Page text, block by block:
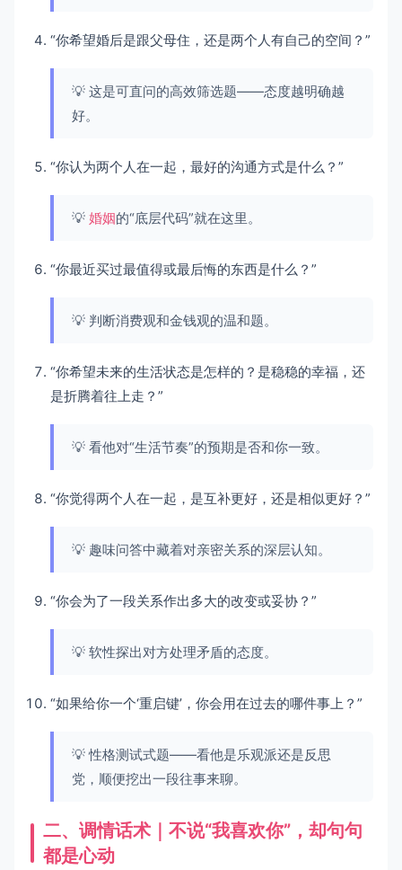
“你希望婚后是跟父母住，还是两个人有自己的空间？”
💡 这是可直问的高效筛选题——态度越明确越
好。
“你认为两个人在一起，最好的沟通方式是什么？”
💡 婚姻的“底层代码”就在这里。
“你最近买过最值得或最后悔的东西是什么？”
💡 判断消费观和金钱观的温和题。
“你希望未来的生活状态是怎样的？是稳稳的幸福，还
是折腾着往上走？”
💡 看他对“生活节奏”的预期是否和你一致。
“你觉得两个人在一起，是互补更好，还是相似更好？”
💡 趣味问答中藏着对亲密关系的深层认知。
“你会为了一段关系作出多大的改变或妥协？”
💡 软性探出对方处理矛盾的态度。
“如果给你一个‘重启键’，你会用在过去的哪件事上？”
💡 性格测试式题——看他是乐观派还是反思
党，顺便挖出一段往事来聊。
二、调情话术｜不说“我喜欢你”，却句句
都是心动